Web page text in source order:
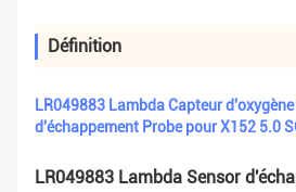
Définition
LR049883 Lambda Capteur
d'échappement Probe pour X152 5.0
LR049883 Lambda Sensor